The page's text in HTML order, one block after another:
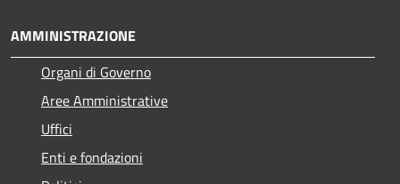
AMMINISTRAZIONE
Organi di Governo
Aree Amministrative
Uffici
Enti e fondazioni